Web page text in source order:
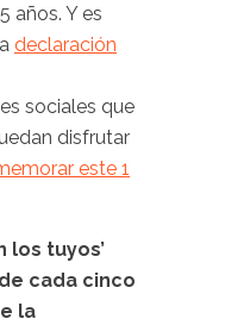
años. Y es
declaración
sociales que
disfrutar
este 1
los tuyos’
cada cinco
la